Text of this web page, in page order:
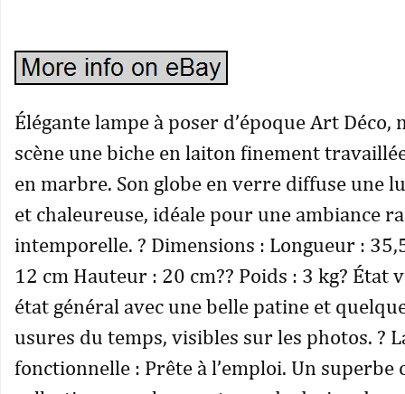
Élégante lampe à poser d’époque Art Déco,
scène une biche en laiton finement
en marbre. Son globe en verre diffuse une
et chaleureuse, idéale pour une ambiance
intemporelle. ? Dimensions : Longueur :
12 cm Hauteur : 20 cm?? Poids : 3 kg? État
état général avec une belle patine et
usures du temps, visibles sur les photos. ?
fonctionnelle : Prête à l’emploi. Un superbe